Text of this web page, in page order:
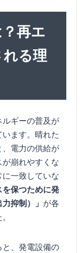
再エ
る理
ギーの普及が
ます。晴れた
電力の供給が
崩れやすくな
一致していな
を保つために発
抑制）」 が各
、発電設備の